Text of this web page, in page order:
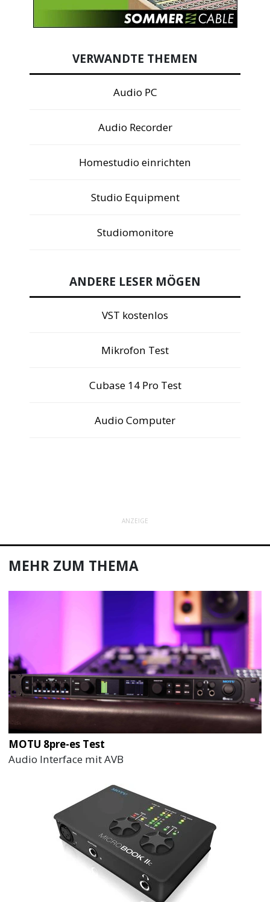
VERWANDTE THEMEN
Audio PC
Audio Recorder
Homestudio einrichten
Studio Equipment
Studiomonitore
ANDERE LESER MÖGEN
VST kostenlos
Mikrofon Test
Cubase 14 Pro Test
Audio Computer
ANZEIGE
MEHR ZUM THEMA
MOTU 8pre-es Test
Audio Interface mit AVB